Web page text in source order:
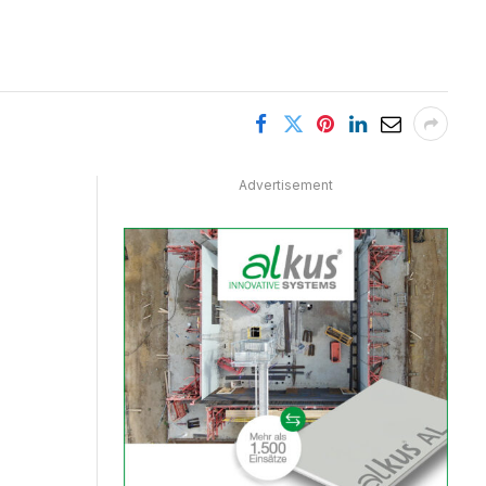
Advertisement